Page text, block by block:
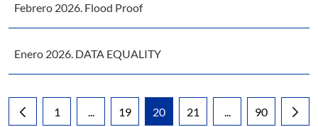
Febrero 2026. Flood Proof
Enero 2026. DATA EQUALITY
Página
1
Páginas intermedias Use TAB para desplazarse.
Página
19
Página
20
Página
21
PáginasPágina
90